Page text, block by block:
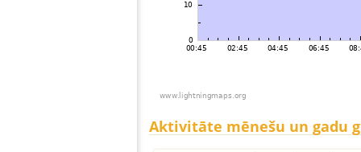
Aktivitāte mēnešu un gadu